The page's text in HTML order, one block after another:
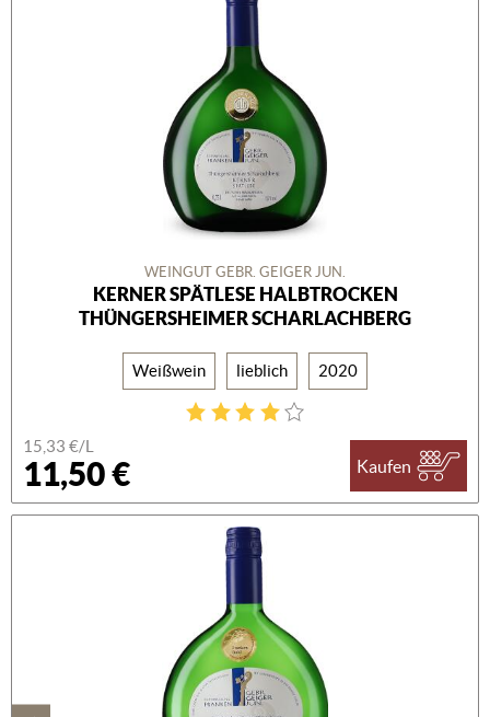
WEINGUT GEBR. GEIGER JUN.
KERNER SPÄTLESE HALBTROCKEN
THÜNGERSHEIMER SCHARLACHBERG
Weißwein lieblich 2020
15,33 €/L
11,50 € Kaufen